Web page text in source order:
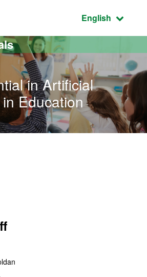
Active
English
in Artificial
Education